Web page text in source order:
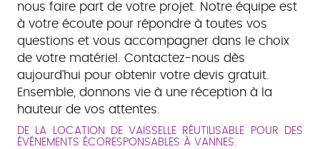
nous faire part de votre projet. Notre équipe est
à votre écoute pour répondre à toutes vos
questions et vous accompagner dans le choix
de votre matériel. Contactez-nous dès
aujourd'hui pour obtenir votre devis gratuit.
Ensemble, donnons vie à une réception à la
hauteur de vos attentes.
DE LA LOCATION DE VAISSELLE RÉUTILISABLE POUR DES
ÉVÉNEMENTS ÉCORESPONSABLES À VANNES.